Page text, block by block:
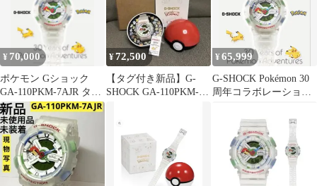
¥ 70,000
ポケモン Gショック
GA-110PKM-7AJR タグ
付き
¥72,500
【タグ付き新品】G-
SHOCK GA-110PKM-
¥65,999
G-SHOCK Pokémon 30
周年コラボレーション